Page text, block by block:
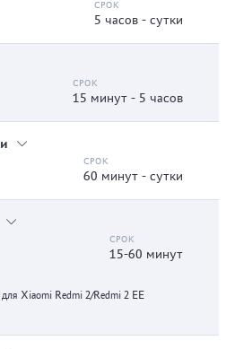
5 часов - сутки
15 минут - 5 часов
60 минут - сутки
15-60 минут
Xiaomi Redmi 2/Redmi 2 EE